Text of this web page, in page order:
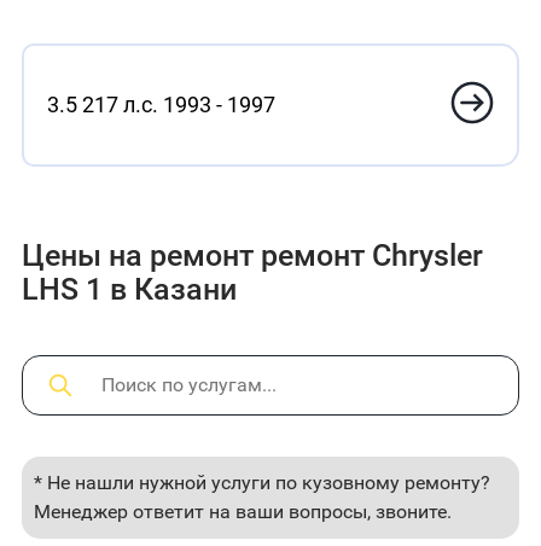
3.5 217 л.с. 1993 - 1997
Цены на ремонт ремонт Chrysler
LHS 1 в Казани
* Не нашли нужной услуги по кузовному ремонту?
Менеджер ответит на ваши вопросы, звоните.